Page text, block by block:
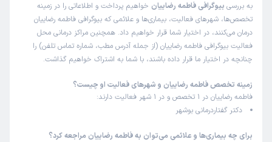
به بررسی بیوگرافی فاطمه رضاییان خواهیم پرداخت و اطلاعاتی را در زمینه
تخصص‌ها، شهرهای فعالیت، بیماری‌ها و علائمی که بیوگرافی فاطمه رضاییان
درمان می‌کنند، در اختیار شما قرار خواهیم داد. همچنین مراکز درمانی محل
فعالیت بیوگرافی فاطمه رضاییان (از جمله آدرس مطب، شماره تماس تلفن) را
چنانچه در اختیار ما قرار داده باشند، با شما به اشتراک خواهیم گذاشت.
زمینه تخصص فاطمه رضاییان و شهرهای فعالیت او چیست؟
فاطمه رضاییان در 1 تخصص و در 1 شهر فعالیت دارند:
دکتر گفتاردرمانی بوشهر
برای چه بیماری‌ها و علائمی می‌توان به فاطمه رضاییان مراجعه کرد؟